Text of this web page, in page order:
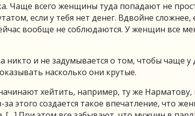
Чаще всего женщины туда попадают не
если у тебя нет денег. Вдвойне сложнее,
вообще не соблюдаются. У женщин все
и не задумывается о том, чтобы чаще у
насколько они крутые.
хейтить, например, ту же Нарматову,
этого создается такое впечатление, что